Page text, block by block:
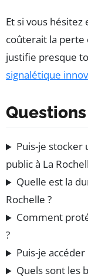
Et si vous
coûterait la perte
justifie presque
signalétique
Puis-je stocker
public à La
Quelle est la
Rochelle ?
Comment
?
Puis-je
Quels sont les